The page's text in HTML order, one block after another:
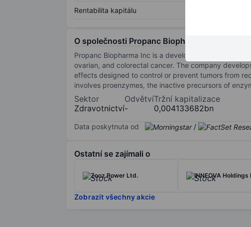
Rentabilita kapitálu
O společnosti Propanc Biopharma Inc
Propanc Biopharma Inc is a development-stage
ovarian, and colorectal cancer. The company
effects designed to control or prevent tumors from
involves proenzymes, the inactive precursors of
Sektor
Zdravotnictví
Odvětví
-
Tržní kapitalizace
0,004133682bn
Data poskytnuta od /
Ostatní se zajímali o
Zooz Power Ltd. INNEOVA Holdings
Zobrazit všechny akcie